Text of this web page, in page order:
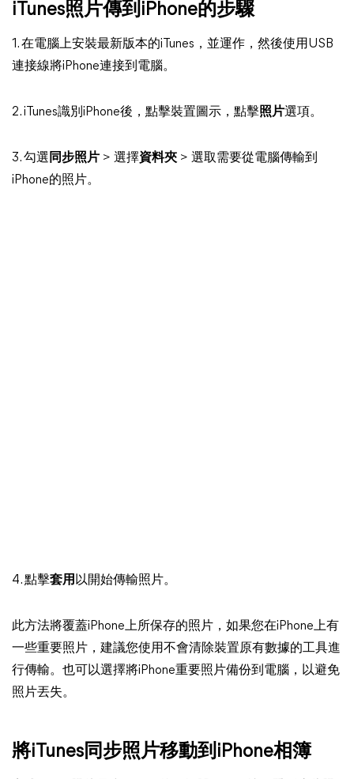
iTunes照片傳到iPhone的步驟
1. 在電腦上安裝最新版本的iTunes，並運作，然後使用USB
連接線將iPhone連接到電腦。
2. iTunes識別iPhone後，點擊裝置圖示，點擊照片選項。
3. 勾選 同步照片 > 選擇資料夾 > 選取需要從電腦傳輸到
iPhone的照片。
4. 點擊套用 以開始傳輸照片。
此方法將覆蓋iPhone上所保存的照片，如果您在iPhone上有
一些重要照片，建議您使用不會清除裝置原有數據的工具進
行傳輸。也可以選擇將iPhone重要照片備份到電腦，以避免
照片丟失。
將iTunes同步照片移動到iPhone相簿